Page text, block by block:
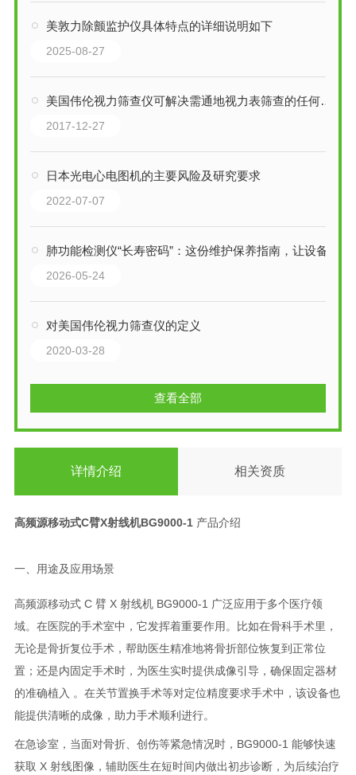
美敦力除颤监护仪具体特点的详细说明如下
2025-08-27
美国伟伦视力筛查仪可解决需通地视力表筛查的任何问题
2017-12-27
日本光电心电图机的主要风险及研究要求
2022-07-07
肺功能检测仪“长寿密码”：这份维护保养指南，让设备精准在线！
2026-05-24
对美国伟伦视力筛查仪的定义
2020-03-28
查看全部
详情介绍 相关资质
高频源移动式C臂X射线机BG9000-1产品介绍
一、用途及应用场景
高频源移动式 C 臂 X 射线机 BG9000-1 广泛应用于多个医疗领
域。在医院的手术室中，它发挥着重要作用。比如在骨科手术里，
无论是骨折复位手术，帮助医生精准地将骨折部位恢复到正常位
置；还是内固定手术时，为医生实时提供成像引导，确保固定器材
的准确植入 。在关节置换手术等对定位精度要求手术中，该设备也
能提供清晰的成像，助力手术顺利进行。
在急诊室，当面对骨折、创伤等紧急情况时，BG9000-1 能够快速
获取 X 射线图像，辅助医生在短时间内做出初步诊断，为后续治疗